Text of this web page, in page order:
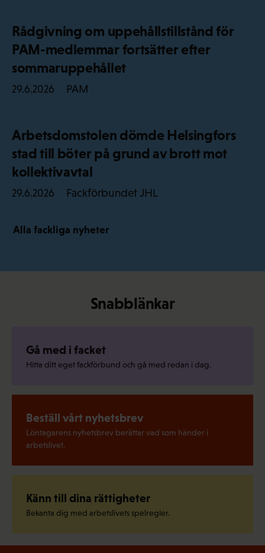
Rådgivning om uppehållstillstånd för
PAM-medlemmar fortsätter efter
sommaruppehållet
29.6.2026 PAM
Arbetsdomstolen dömde Helsingfors
stad till böter på grund av brott mot
kollektivavtal
29.6.2026 Fackförbundet JHL
Alla fackliga nyheter
Snabblänkar
Gå med i facket
Hitta ditt eget fackförbund och gå med redan i dag.
Beställ vårt nyhetsbrev
Löntagarens nyhetsbrev berättar vad som händer i
arbetslivet.
Känn till dina rättigheter
Bekanta dig med arbetslivets spelregler.